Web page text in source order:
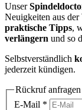
Unser
Neuigkeiten aus
praktische Tipps,
verlängern und so
Selbstverständlich
jederzeit kündigen.
Rückruf anfragen
E-Mail *